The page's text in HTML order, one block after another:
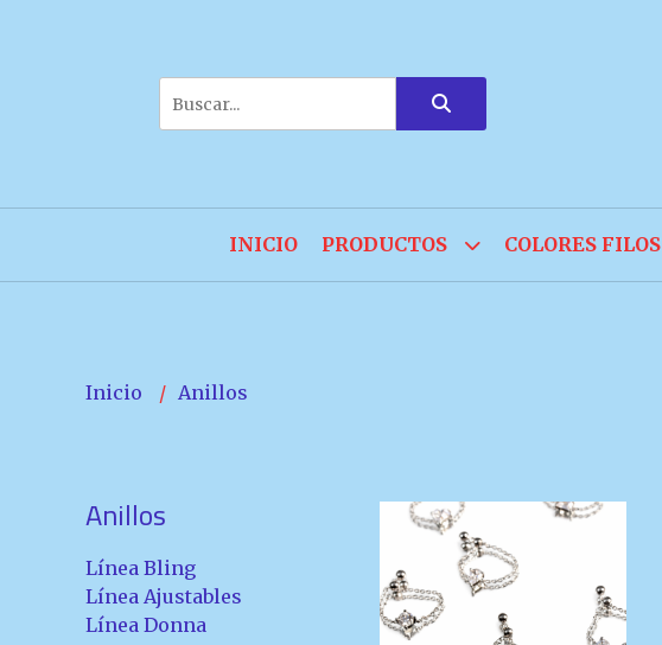
INICIO PRODUCTOS COLORES FILOS
Inicio Anillos
Anillos
Línea Bling
Línea Ajustables
Línea Donna